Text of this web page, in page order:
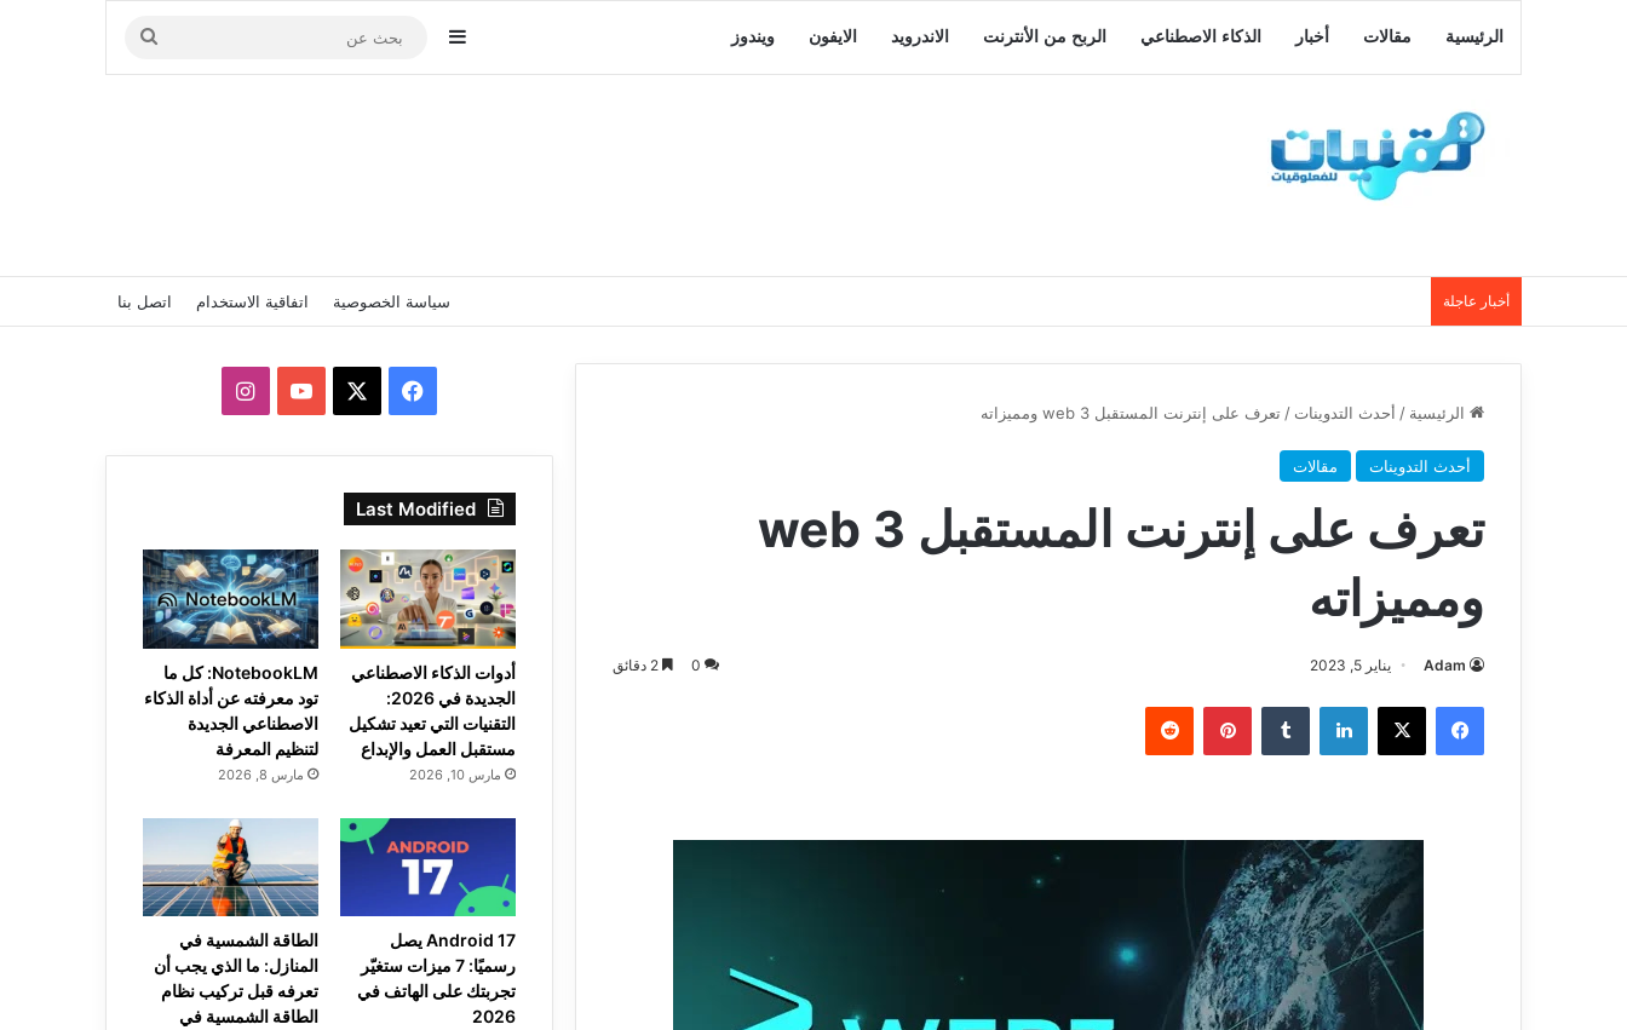
الرئيسية مقالات أخبار الذكاء الاصطناعي الربح من الأنترنت الاندرويد الايفون ويندوز إضافة عمود جانبي
بحث
عن
أخبار عاجلة سياسة الخصوصية اتفاقية الاستخدام اتصل بنا
الرئيسية / أحدث التدوينات / تعرف على إنترنت المستقبل web 3 ومميزاته
أحدث التدوينات مقالات
تعرف على إنترنت المستقبل web 3
ومميزاته
Adam يناير 5, 2023 0
فيسبوك ‫X لينكدإن بينتيريست
فيسبوك ‫YouTubeانستقرام
Last Modified
أدوات الذكاء الاصطناعي
الجديدة في 2026:
التقنيات التي تعيد تشكيل
مستقبل العمل والإبداع
مارس 10, 2026
NotebookLM: كل ما
تود معرفته عن أداة الذكاء
الاصطناعي الجديدة
لتنظيم المعرفة
مارس 8, 2026
Android 17 يصل
رسميًا: 7 ميزات ستغيّر
تجربتك على الهاتف في
2026
الطاقة الشمسية في
المنازل: ما الذي يجب أن
تعرفه قبل تركيب نظام
الطاقة الشمسية في